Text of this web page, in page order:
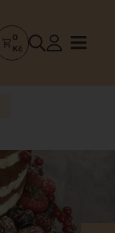
0
Kč